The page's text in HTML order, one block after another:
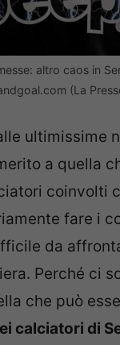
altro caos in
(La
ultimissime
a quella
coinvolti
fare i
da
Perché ci
che può
calciatori di